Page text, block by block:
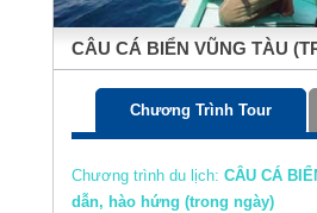
CÂU CÁ BIỂN VŨNG TÀU
Chương Trình Tour
Chương trình du lịch: CÂU CÁ
dẫn, hào hứng (trong ngày)